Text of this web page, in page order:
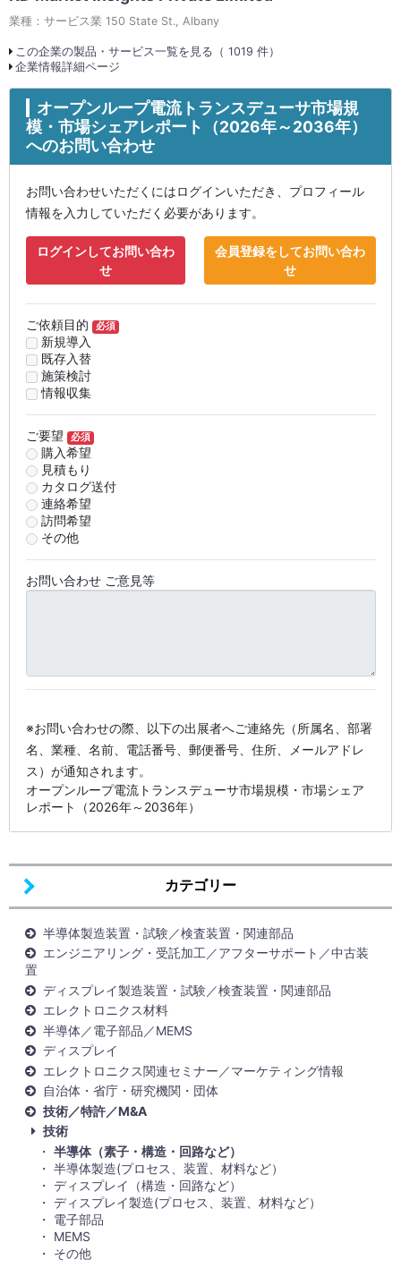
カテゴリー
半導体製造装置・試験／検査装置・関連部品
エンジニアリング・受託加工／アフターサポート／中古装
置
ディスプレイ製造装置・試験／検査装置・関連部品
エレクトロニクス材料
半導体／電子部品／MEMS
ディスプレイ
エレクトロニクス関連セミナー／マーケティング情報
自治体・省庁・研究機関・団体
技術／特許／M&A
技術
半導体（素子・構造・回路など）
半導体製造(プロセス、装置、材料など）
ディスプレイ（構造・回路など）
ディスプレイ製造(プロセス、装置、材料など）
電子部品
MEMS
その他
業種：サービス業 150 State St., Albany
この企業の製品・サービス一覧を見る（ 1019 件）
企業情報詳細ページ
オープンループ電流トランスデューサ市場規
模・市場シェアレポート（2026年～2036年）
へのお問い合わせ
お問い合わせいただくにはログインいただき、プロフィール
情報を入力していただく必要があります。
ログインしてお問い合わ
せ
会員登録をしてお問い合わ
せ
ご依頼目的 必須
新規導入
既存入替
施策検討
情報収集
ご要望 必須
購入希望
見積もり
カタログ送付
連絡希望
訪問希望
その他
お問い合わせ ご意見等
※お問い合わせの際、以下の出展者へご連絡先（所属名、部署
名、業種、名前、電話番号、郵便番号、住所、メールアドレ
ス）が通知されます。
オープンループ電流トランスデューサ市場規模・市場シェア
レポート（2026年～2036年）